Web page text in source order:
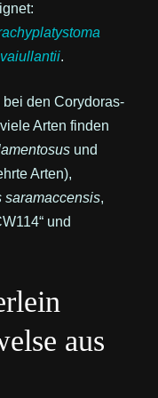
.
den Corydoras-
Arten finden
und
Arten),
saramaccensis,
und
aus